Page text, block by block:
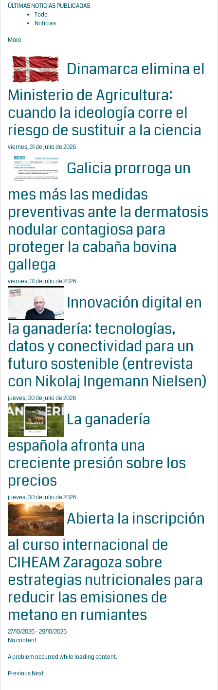
ÚLTIMAS NOTICIAS PUBLICADAS
Todo
Noticias
More
Dinamarca elimina el
Ministerio de Agricultura:
cuando la ideología corre el
riesgo de sustituir a la ciencia
viernes, 31 de julio de 2026
Galicia prorroga un
mes más las medidas
preventivas ante la dermatosis
nodular contagiosa para
proteger la cabaña bovina
gallega
viernes, 31 de julio de 2026
Innovación digital en
la ganadería: tecnologías,
datos y conectividad para un
futuro sostenible (entrevista
con Nikolaj Ingemann Nielsen)
jueves, 30 de julio de 2026
La ganadería
española afronta una
creciente presión sobre los
precios
jueves, 30 de julio de 2026
Abierta la inscripción
al curso internacional de
CIHEAM Zaragoza sobre
estrategias nutricionales para
reducir las emisiones de
metano en rumiantes
27/10/2026 - 29/10/2026
No content
A problem occurred while loading content.
PreviousNext